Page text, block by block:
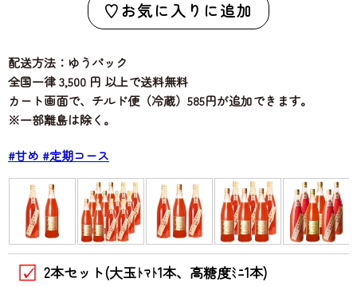
お気に入りに追加
配送方法：ゆうパック
全国一律 3,500 円 以上で送料無料
カート画面で、チルド便（冷蔵）585円が追加できます。
※一部離島は除く。
#甘め #定期コース
2本セット(大玉ﾄﾏﾄ1本、高糖度ﾐﾆ1本)